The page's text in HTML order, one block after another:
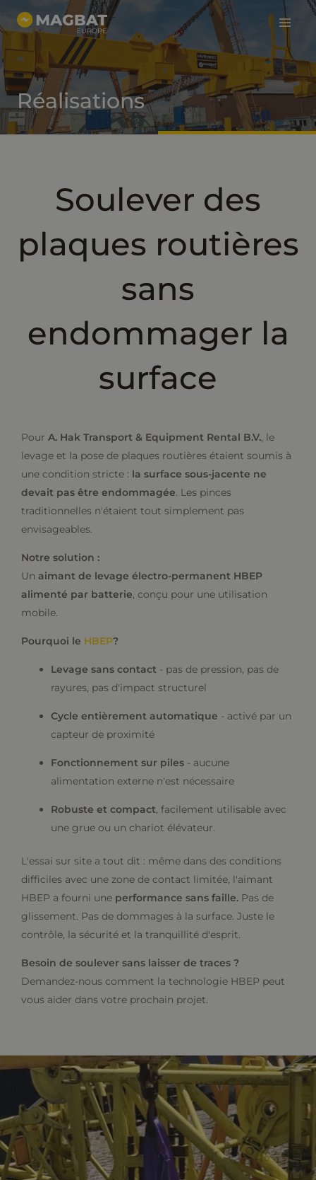
directement
contenu
Menu
Réalisations
Soulever des
plaques routières
sans
endommager la
surface
Pour A. Hak Transport & Equipment Rental B.V., le
levage et la pose de plaques routières étaient soumis à
une condition stricte : la surface sous-jacente ne
devait pas être endommagée. Les pinces
traditionnelles n'étaient tout simplement pas
envisageables.
Notre solution :
Un aimant de levage électro-permanent HBEP
alimenté par batterie, conçu pour une utilisation
mobile.
Pourquoi le HBEP?
Levage sans contact - pas de pression, pas de
rayures, pas d'impact structurel
Cycle entièrement automatique - activé par un
capteur de proximité
Fonctionnement sur piles - aucune
alimentation externe n'est nécessaire
Robuste et compact, facilement utilisable avec
une grue ou un chariot élévateur.
L'essai sur site a tout dit : même dans des conditions
difficiles avec une zone de contact limitée, l'aimant
HBEP a fourni une performance sans faille. Pas de
glissement. Pas de dommages à la surface. Juste le
contrôle, la sécurité et la tranquillité d'esprit.
Besoin de soulever sans laisser de traces ?
Demandez-nous comment la technologie HBEP peut
vous aider dans votre prochain projet.